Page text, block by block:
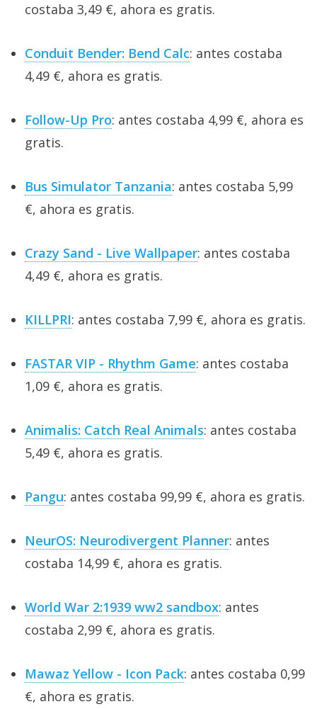
costaba 3,49 €, ahora es gratis.
Conduit Bender: Bend Calc: antes costaba
4,49 €, ahora es gratis.
Follow-Up Pro: antes costaba 4,99 €, ahora es
gratis.
Bus Simulator Tanzania: antes costaba 5,99
€, ahora es gratis.
Crazy Sand - Live Wallpaper: antes costaba
4,49 €, ahora es gratis.
KILLPRI: antes costaba 7,99 €, ahora es gratis.
FASTAR VIP - Rhythm Game: antes costaba
1,09 €, ahora es gratis.
Animalis: Catch Real Animals: antes costaba
5,49 €, ahora es gratis.
Pangu: antes costaba 99,99 €, ahora es gratis.
NeurOS: Neurodivergent Planner: antes
costaba 14,99 €, ahora es gratis.
World War 2:1939 ww2 sandbox: antes
costaba 2,99 €, ahora es gratis.
Mawaz Yellow - Icon Pack: antes costaba 0,99
€, ahora es gratis.